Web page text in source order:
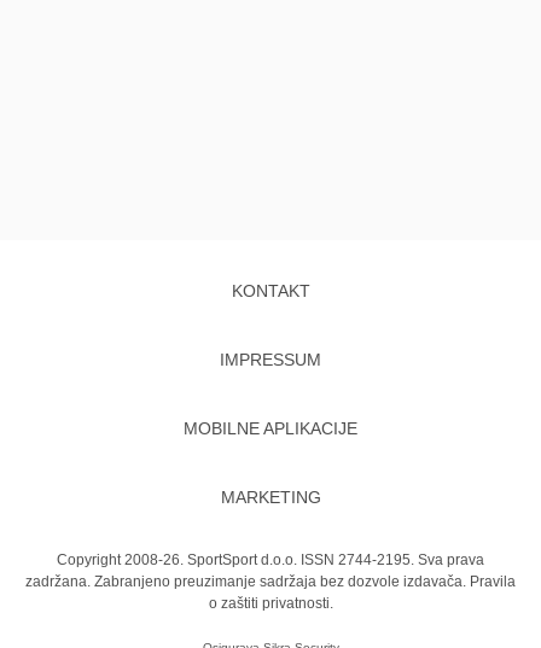
KONTAKT
IMPRESSUM
MOBILNE APLIKACIJE
MARKETING
Copyright 2008-26. SportSport d.o.o. ISSN 2744-2195. Sva prava
zadržana. Zabranjeno preuzimanje sadržaja bez dozvole izdavača. Pravila
o zaštiti privatnosti.